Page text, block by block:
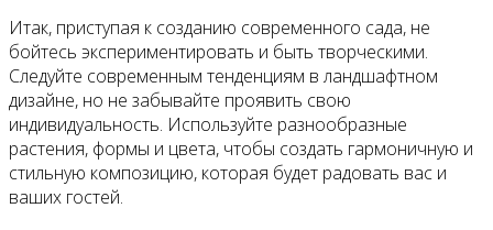
Итак, приступая к созданию современного сада, не
бойтесь экспериментировать и быть творческими.
Следуйте современным тенденциям в ландшафтном
дизайне, но не забывайте проявить свою
индивидуальность. Используйте разнообразные
растения, формы и цвета, чтобы создать гармоничную и
стильную композицию, которая будет радовать вас и
ваших гостей.